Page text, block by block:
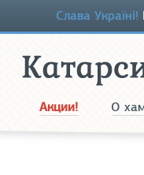
Слава Україні!
Акции! О